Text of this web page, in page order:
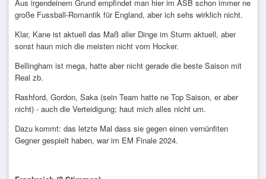
Aus irgendeinem Grund empfindet man hier im ASB schon immer ne
große Fussball-Romantik für England, aber ich sehs wirklich nicht.
Klar, Kane ist aktuell das Maß aller Dinge im Sturm aktuell, aber
sonst haun mich die meisten nicht vom Hocker.
Bellingham ist mega, hatte aber nicht gerade die beste Saison mit
Real zb.
Rashford, Gordon, Saka (sein Team hatte ne Top Saison, er aber
nicht) - auch die Verteidigung; haut mich alles nicht um.
Dazu kommt: das letzte Mal dass sie gegen einen vernünfiten
Gegner gespielt haben, war im EM Finale 2024.